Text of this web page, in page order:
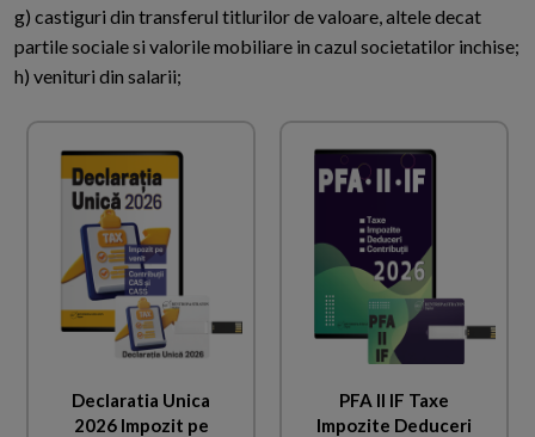
g) castiguri din transferul titlurilor de valoare, altele decat
partile sociale si valorile mobiliare in cazul societatilor inchise;
h) venituri din salarii;
Declaratia Unica
2026 Impozit pe
PFA II IF Taxe
Impozite Deduceri